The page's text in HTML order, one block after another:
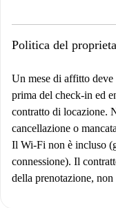
Politica del
Un mese di affitto deve
prima del check-in ed
contratto di locazione.
cancellazione o
Il Wi-Fi non è incluso
connessione). Il
della prenotazione,